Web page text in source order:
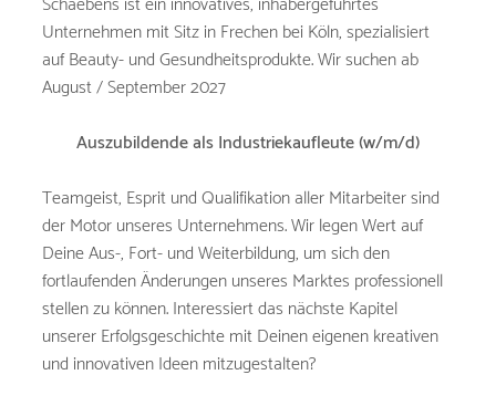
Unternehmen mit Sitz in Frechen bei Köln, spezialisiert
auf Beauty- und Gesundheitsprodukte. Wir suchen ab
August / September 2027
Auszubildende als Industriekaufleute (w/m/d)
Teamgeist, Esprit und Qualifikation aller Mitarbeiter sind
der Motor unseres Unternehmens. Wir legen Wert auf
Deine Aus-, Fort- und Weiterbildung, um sich den
fortlaufenden Änderungen unseres Marktes professionell
stellen zu können. Interessiert das nächste Kapitel
unserer Erfolgsgeschichte mit Deinen eigenen kreativen
und innovativen Ideen mitzugestalten?